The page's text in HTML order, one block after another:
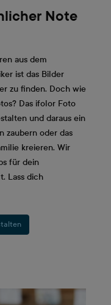
Note
aus dem
ist das Bilder
zu finden. Doch wie
Das ifolor Foto
und daraus ein
zaubern oder das
kreieren. Wir
für dein
Lass dich